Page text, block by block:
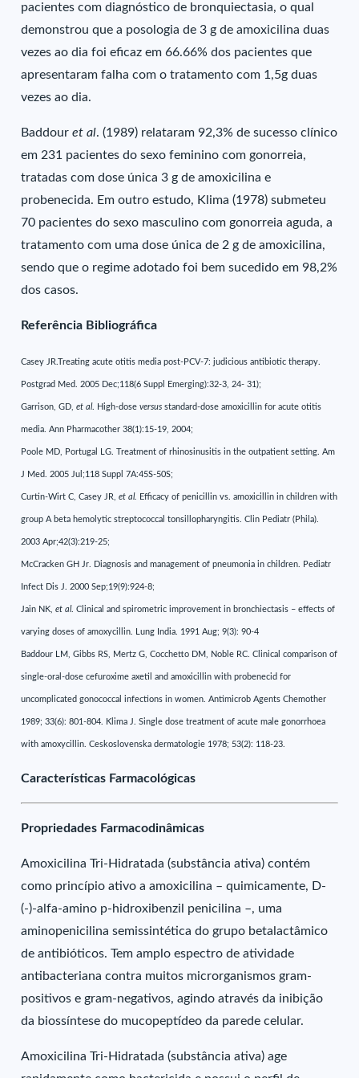
pacientes com diagnóstico de bronquiectasia, o qual
demonstrou que a posologia de 3 g de amoxicilina duas
vezes ao dia foi eficaz em 66.66% dos pacientes que
apresentaram falha com o tratamento com 1,5g duas
vezes ao dia.
Baddouret al. (1989) relataram 92,3% de sucesso clínico
em 231 pacientes do sexo feminino com gonorreia,
tratadas com dose única 3 g de amoxicilina e
probenecida. Em outro estudo, Klima (1978) submeteu
70 pacientes do sexo masculino com gonorreia aguda, a
tratamento com uma dose única de 2 g de amoxicilina,
sendo que o regime adotado foi bem sucedido em 98,2%
dos casos.
Referência Bibliográfica
Casey JR.Treating acute otitis media post-PCV-7: judicious antibiotic therapy.
Postgrad Med. 2005 Dec;118(6 Suppl Emerging):32-3, 24- 31);
Garrison, GD,et al. High-doseversusstandard-dose amoxicillin for acute otitis
media. Ann Pharmacother 38(1):15-19, 2004;
Poole MD, Portugal LG. Treatment of rhinosinusitis in the outpatient setting. Am
J Med. 2005 Jul;118 Suppl 7A:45S-50S;
Curtin-Wirt C, Casey JR,et al. Efficacy of penicillin vs. amoxicillin in children with
group A beta hemolytic streptococcal tonsillopharyngitis. Clin Pediatr (Phila).
2003 Apr;42(3):219-25;
McCracken GH Jr. Diagnosis and management of pneumonia in children. Pediatr
Infect Dis J. 2000 Sep;19(9):924-8;
Jain NK,et al. Clinical and spirometric improvement in bronchiectasis – effects of
varying doses of amoxycillin. Lung India. 1991 Aug; 9(3): 90-4
Baddour LM, Gibbs RS, Mertz G, Cocchetto DM, Noble RC. Clinical comparison of
single-oral-dose cefuroxime axetil and amoxicillin with probenecid for
uncomplicated gonococcal infections in women. Antimicrob Agents Chemother
1989; 33(6): 801-804. Klima J. Single dose treatment of acute male gonorrhoea
with amoxycillin. Ceskoslovenska dermatologie 1978; 53(2): 118-23.
Características Farmacológicas
Propriedades Farmacodinâmicas
Amoxicilina Tri-Hidratada (substância ativa) contém
como princípio ativo a amoxicilina – quimicamente, D-
(-)-alfa-amino p-hidroxibenzil penicilina –, uma
aminopenicilina semissintética do grupo betalactâmico
de antibióticos. Tem amplo espectro de atividade
antibacteriana contra muitos microrganismos gram-
positivos e gram-negativos, agindo através da inibição
da biossíntese do mucopeptídeo da parede celular.
Amoxicilina Tri-Hidratada (substância ativa) age